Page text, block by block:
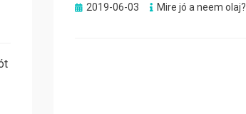
Posted
2019-06-03 Mire jó a neem olaj?